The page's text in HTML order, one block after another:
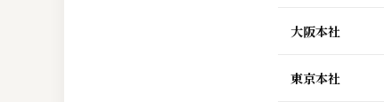
大阪本社
東京本社